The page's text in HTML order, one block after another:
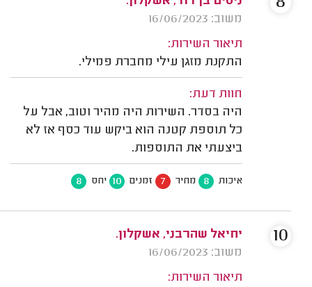
משוב: 16/06/2023
תיאור השירות:
התקנת מזגן עילי מחברת פמילי.
חוות דעת:
היה בסדר. השירות היה מהיר וטוב, אבל על
כל תוספת קטנה הוא ביקש עוד כסף אז לא
ביצעתי את התוספות.
איכות 8 מחיר 7 זמנים 10 יחס 8
יחיאל שהרבני, אשקלון.
משוב: 16/06/2023
תיאור השירות:
10